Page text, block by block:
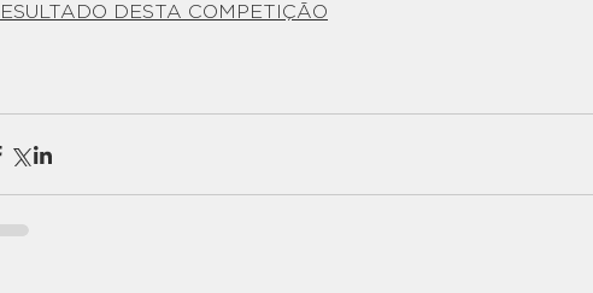
ESULTADO DESTA COMPETIÇÃO